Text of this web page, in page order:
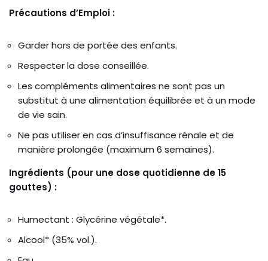
Précautions d’Emploi :
Garder hors de portée des enfants.
Respecter la dose conseillée.
Les compléments alimentaires ne sont pas un
substitut à une alimentation équilibrée et à un mode
de vie sain.
Ne pas utiliser en cas d’insuffisance rénale et de
manière prolongée (maximum 6 semaines).
Ingrédients (pour une dose quotidienne de 15
gouttes) :
Humectant : Glycérine végétale*.
Alcool* (35% vol.).